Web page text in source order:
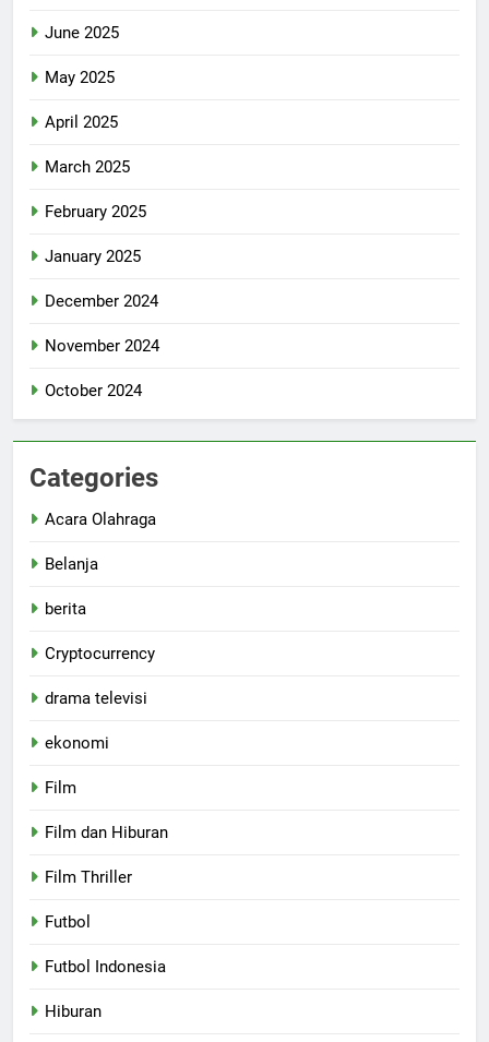
June 2025
May 2025
April 2025
March 2025
February 2025
January 2025
December 2024
November 2024
October 2024
Categories
Acara Olahraga
Belanja
berita
Cryptocurrency
drama televisi
ekonomi
Film
Film dan Hiburan
Film Thriller
Futbol
Futbol Indonesia
Hiburan